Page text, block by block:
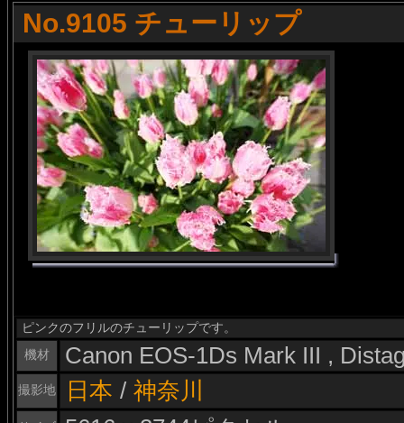
No.9105 チューリップ
ピンクのフリルのチューリップです。
機材
Canon EOS-1Ds Mark III ,
撮影地 日本 / 神奈川